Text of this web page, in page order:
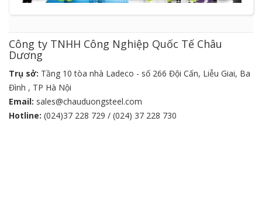
Công ty TNHH Công Nghiệp Quốc Tế Châu
Dương
Trụ sở: Tầng 10 tòa nhà Ladeco - số 266 Đội Cấn, Liễu Giai, Ba
Đình , TP Hà Nội
Email: sales@chauduongsteel.com
Hotline: (024)37 228 729 / (024) 37 228 730